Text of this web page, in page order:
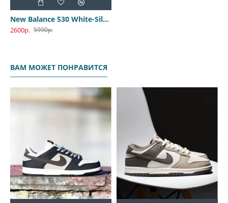
New Balance 530 White-Silver
2600р. 5990р.
ВАМ МОЖЕТ ПОНРАВИТСЯ